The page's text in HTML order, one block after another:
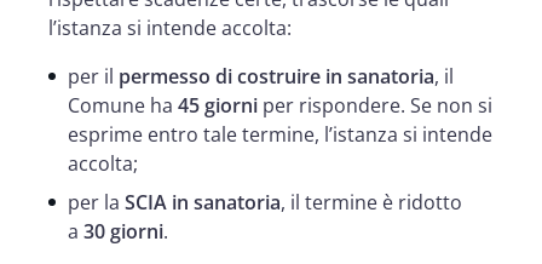
l’istanza si intende accolta:
per il permesso di costruire in sanatoria, il
Comune ha 45 giorni per rispondere. Se non si
esprime entro tale termine, l’istanza si intende
accolta;
per la SCIA in sanatoria, il termine è ridotto
a 30 giorni.